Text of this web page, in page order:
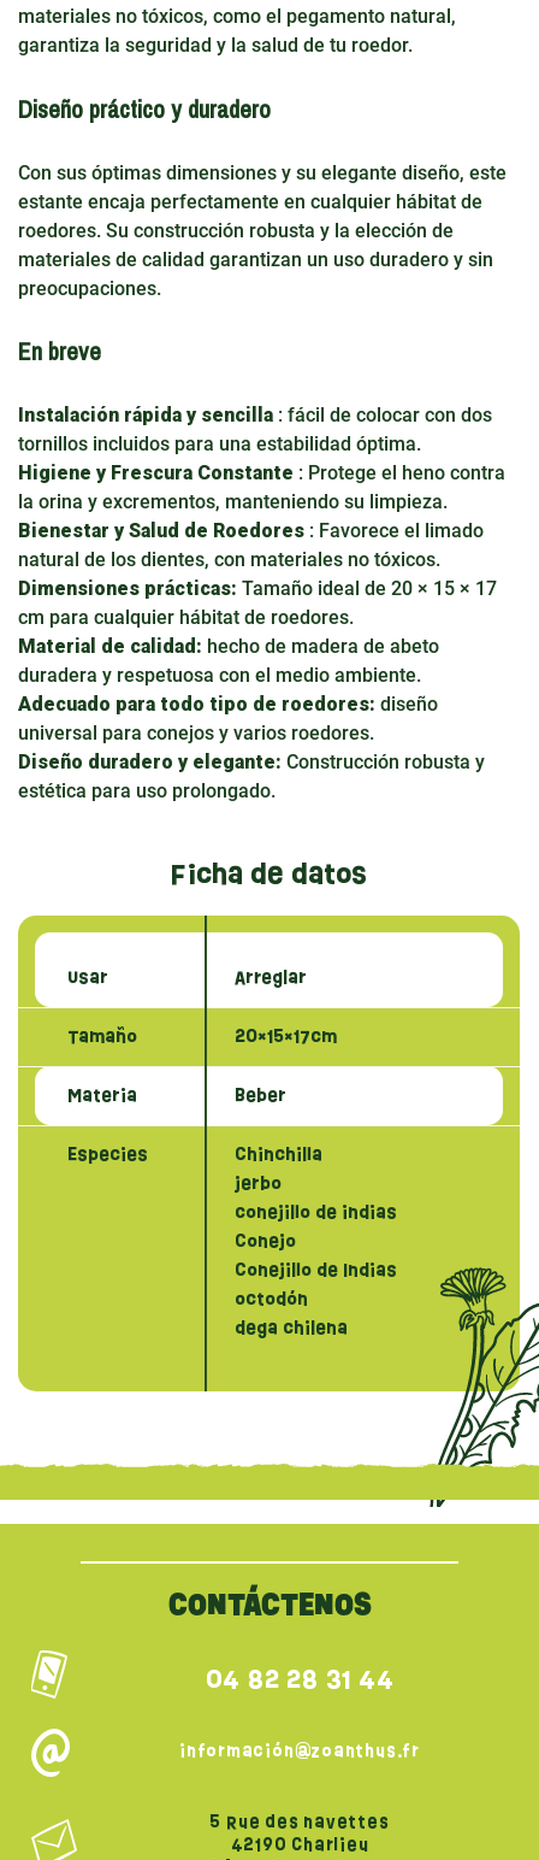
materiales no tóxicos, como el pegamento natural,
garantiza la seguridad y la salud de tu roedor.
Diseño práctico y duradero
Con sus óptimas dimensiones y su elegante diseño, este
estante encaja perfectamente en cualquier hábitat de
roedores. Su construcción robusta y la elección de
materiales de calidad garantizan un uso duradero y sin
preocupaciones.
En breve
Instalación rápida y sencilla : fácil de colocar con dos
tornillos incluidos para una estabilidad óptima.
Higiene y Frescura Constante : Protege el heno contra
la orina y excrementos, manteniendo su limpieza.
Bienestar y Salud de Roedores : Favorece el limado
natural de los dientes, con materiales no tóxicos.
Dimensiones prácticas: Tamaño ideal de 20 × 15 × 17
cm para cualquier hábitat de roedores.
Material de calidad: hecho de madera de abeto
duradera y respetuosa con el medio ambiente.
Adecuado para todo tipo de roedores: diseño
universal para conejos y varios roedores.
Diseño duradero y elegante: Construcción robusta y
estética para uso prolongado.
Ficha de datos
Usar Arreglar
Tamaño 20×15×17cm
Materia Beber
Especies
Chinchilla
jerbo
conejillo de indias
Conejo
Conejillo de Indias
octodón
dega chilena
CONTÁCTENOS
04 82 28 31 44
información@zoanthus.fr
5 Rue des navettes
42190 Charlieu